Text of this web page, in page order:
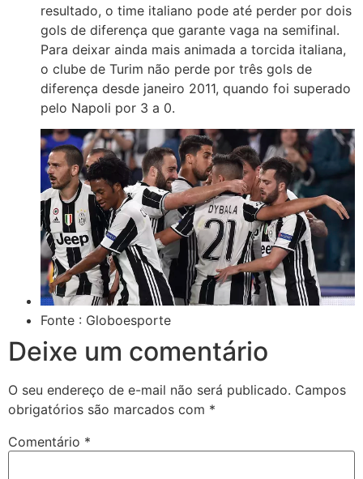
resultado, o time italiano pode até perder por dois
gols de diferença que garante vaga na semifinal.
Para deixar ainda mais animada a torcida italiana,
o clube de Turim não perde por três gols de
diferença desde janeiro 2011, quando foi superado
pelo Napoli por 3 a 0.
Fonte : Globoesporte
Deixe um comentário
O seu endereço de e-mail não será publicado. Campos
obrigatórios são marcados com *
Comentário *